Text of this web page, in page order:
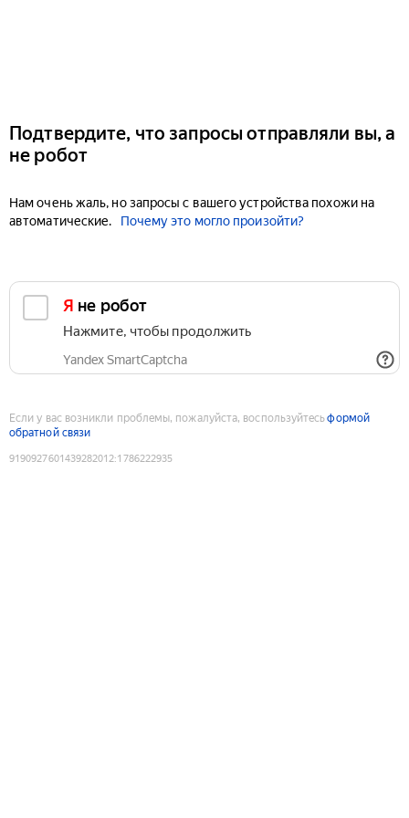
Подтвердите, что запросы отправляли вы, а
не робот
Нам очень жаль, но запросы с вашего устройства похожи на
автоматические.
Почему это могло произойти?
Я не робот
Нажмите, чтобы продолжить
Yandex SmartCaptcha
Если у вас возникли проблемы, пожалуйста, воспользуйтесьформой
обратной связи
9190927601439282012:1786222935